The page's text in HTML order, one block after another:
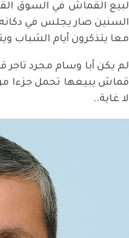
لبيع القماش في السوق
السنين صار يجلس في دكانه
معا يتذكرون أيام الشباب
لم يكن أبا وسام مجرد تاجر
قماش يبيعها تحمل جزءا من
لا غاية..